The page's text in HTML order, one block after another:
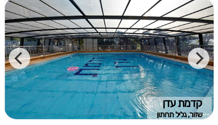
קדמת עדן
שזור, גליל תחתון